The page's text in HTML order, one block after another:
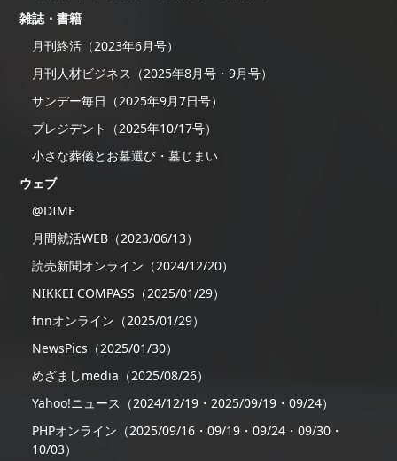
雑誌・書籍
月刊終活（2023年6月号）
月刊人材ビジネス（2025年8月号・9月号）
サンデー毎日（2025年9月7日号）
プレジデント（2025年10/17号）
小さな葬儀とお墓選び・墓じまい
ウェブ
@DIME
月間就活WEB（2023/06/13）
読売新聞オンライン（2024/12/20）
NIKKEI COMPASS（2025/01/29）
fnnオンライン（2025/01/29）
NewsPics（2025/01/30）
めざましmedia（2025/08/26）
Yahoo!ニュース（2024/12/19・2025/09/19・09/24）
PHPオンライン（2025/09/16・09/19・09/24・09/30・
10/03）